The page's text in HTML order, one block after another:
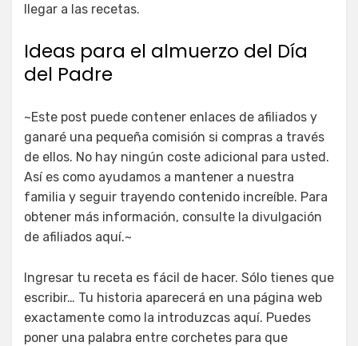
llegar a las recetas.
Ideas para el almuerzo del Día
del Padre
~Este post puede contener enlaces de afiliados y
ganaré una pequeña comisión si compras a través
de ellos. No hay ningún coste adicional para usted.
Así es como ayudamos a mantener a nuestra
familia y seguir trayendo contenido increíble. Para
obtener más información, consulte la divulgación
de afiliados aquí.~
Ingresar tu receta es fácil de hacer. Sólo tienes que
escribir… Tu historia aparecerá en una página web
exactamente como la introduzcas aquí. Puedes
poner una palabra entre corchetes para que